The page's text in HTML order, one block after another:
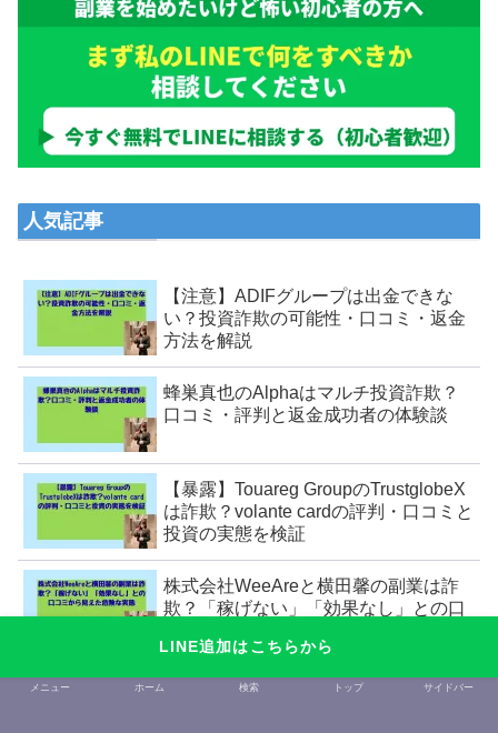
人気記事
【注意】ADIFグループは出金できな
い？投資詐欺の可能性・口コミ・返金
方法を解説
蜂巣真也のAlphaはマルチ投資詐欺？
口コミ・評判と返金成功者の体験談
【暴露】Touareg GroupのTrustglobeX
は詐欺？volante cardの評判・口コミと
投資の実態を検証
株式会社WeeAreと横田馨の副業は詐
欺？「稼げない」「効果なし」との口
オリーライフ(P90)は危険？怪しいビジ
LINE追加はこちらから
メニュー ホーム 検索 トップ サイドバー